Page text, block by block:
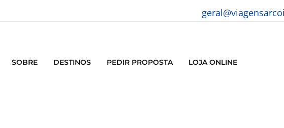
SOBRE DESTINOS PEDIR PROPOSTA LOJA ONLINE